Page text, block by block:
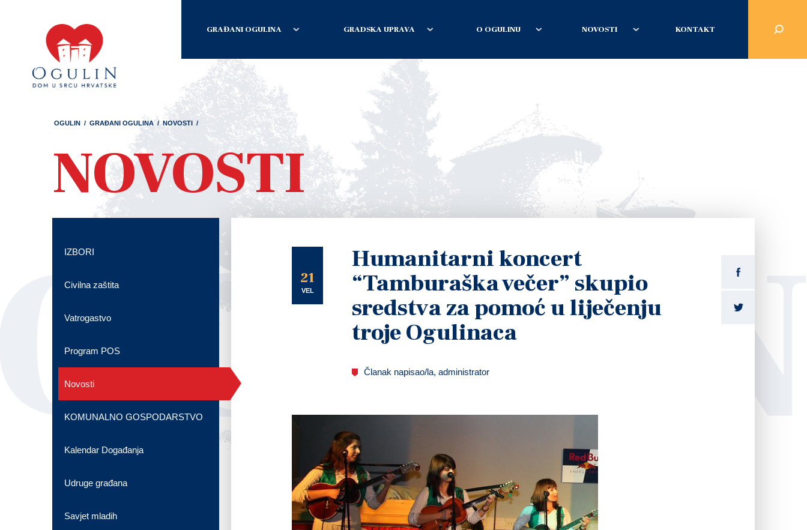
GRAĐANI OGULINA GRADSKA UPRAVA O OGULINU NOVOSTI KONTAKT
OGULIN / GRAĐANI OGULINA / NOVOSTI /
NOVOSTI
21
VEL
Humanitarni koncert
“Tamburaška večer” skupio
sredstva za pomoć u liječenju
troje Ogulinaca
Članak napisao/la, administrator
IZBORI
Civilna zaštita
Vatrogastvo
Program POS
Novosti
KOMUNALNO GOSPODARSTVO
Kalendar Događanja
Udruge građana
Savjet mladih